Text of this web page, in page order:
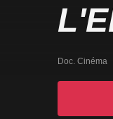
Doc. Cinéma